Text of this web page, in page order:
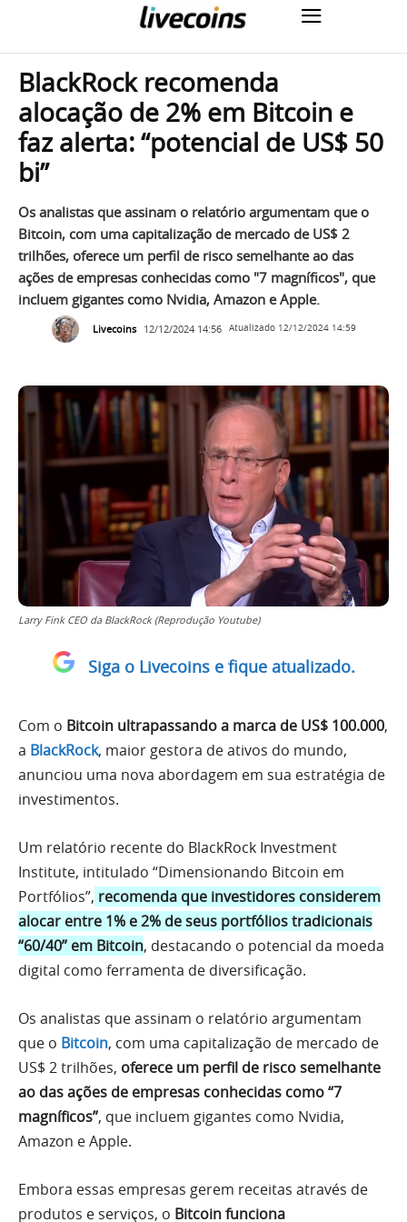
BlackRock recomenda
alocação de 2% em Bitcoin e
faz alerta: “potencial de US$ 50
bi”
Os analistas que assinam o relatório argumentam que o
Bitcoin, com uma capitalização de mercado de US$ 2
trilhões, oferece um perfil de risco semelhante ao das
ações de empresas conhecidas como "7 magníficos", que
incluem gigantes como Nvidia, Amazon e Apple.
Livecoins 12/12/2024 14:56 Atualizado 12/12/2024 14:59
Larry Fink CEO da BlackRock (Reprodução Youtube)
Siga o Livecoins e fique atualizado.
Com o Bitcoin ultrapassando a marca de US$ 100.000,
a BlackRock, maior gestora de ativos do mundo,
anunciou uma nova abordagem em sua estratégia de
investimentos.
Um relatório recente do BlackRock Investment
Institute, intitulado “Dimensionando Bitcoin em
Portfólios”, recomenda que investidores considerem
alocar entre 1% e 2% de seus portfólios tradicionais
“60/40” em Bitcoin, destacando o potencial da moeda
digital como ferramenta de diversificação.
Os analistas que assinam o relatório argumentam
que o Bitcoin, com uma capitalização de mercado de
US$ 2 trilhões, oferece um perfil de risco semelhante
ao das ações de empresas conhecidas como “7
magníficos”, que incluem gigantes como Nvidia,
Amazon e Apple.
Embora essas empresas gerem receitas através de
produtos e serviços, o Bitcoin funciona